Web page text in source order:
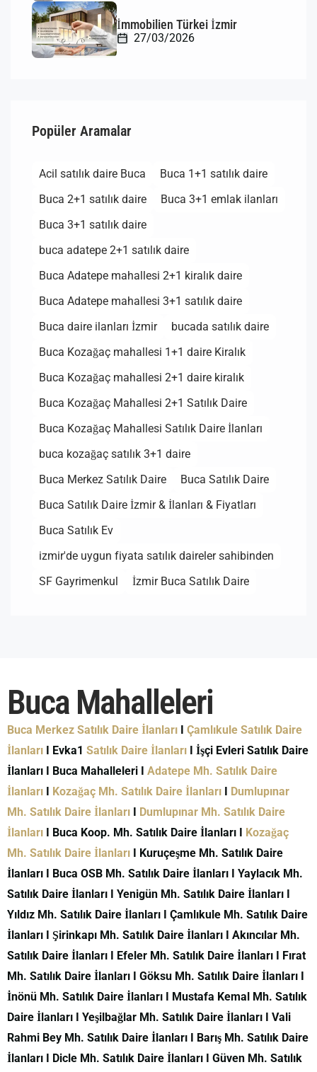
İmmobilien Türkei İzmir
27/03/2026
Popüler Aramalar
Acil satılık daire Buca
Buca 1+1 satılık daire
Buca 2+1 satılık daire
Buca 3+1 emlak ilanları
Buca 3+1 satılık daire
buca adatepe 2+1 satılık daire
Buca Adatepe mahallesi 2+1 kiralık daire
Buca Adatepe mahallesi 3+1 satılık daire
Buca daire ilanları İzmir
bucada satılık daire
Buca Kozağaç mahallesi 1+1 daire Kiralık
Buca Kozağaç mahallesi 2+1 daire kiralık
Buca Kozağaç Mahallesi 2+1 Satılık Daire
Buca Kozağaç Mahallesi Satılık Daire İlanları
buca kozağaç satılık 3+1 daire
Buca Merkez Satılık Daire
Buca Satılık Daire
Buca Satılık Daire İzmir & İlanları & Fiyatları
Buca Satılık Ev
izmir'de uygun fiyata satılık daireler sahibinden
SF Gayrimenkul
İzmir Buca Satılık Daire
Buca Mahalleleri
Buca Merkez Satılık Daire İlanları I Çamlıkule Satılık Daire
İlanları I Evka1 Satılık Daire İlanları I İşçi Evleri Satılık Daire
İlanları I Buca Mahalleleri I Adatepe Mh. Satılık Daire
İlanları I Kozağaç Mh. Satılık Daire İlanları I Dumlupınar
Mh. Satılık Daire İlanları I Dumlupınar Mh. Satılık Daire
İlanları I Buca Koop. Mh. Satılık Daire İlanları I Kozağaç
Mh. Satılık Daire İlanları I Kuruçeşme Mh. Satılık Daire
İlanları I Buca OSB Mh. Satılık Daire İlanları I Yaylacık Mh.
Satılık Daire İlanları I Yenigün Mh. Satılık Daire İlanları I
Yıldız Mh. Satılık Daire İlanları I Çamlıkule Mh. Satılık Daire
İlanları I Şirinkapı Mh. Satılık Daire İlanları I Akıncılar Mh.
Satılık Daire İlanları I Efeler Mh. Satılık Daire İlanları I Fırat
Mh. Satılık Daire İlanları I Göksu Mh. Satılık Daire İlanları I
İnönü Mh. Satılık Daire İlanları I Mustafa Kemal Mh. Satılık
Daire İlanları I Yeşilbağlar Mh. Satılık Daire İlanları I Vali
Rahmi Bey Mh. Satılık Daire İlanları I Barış Mh. Satılık Daire
İlanları I Dicle Mh. Satılık Daire İlanları I Güven Mh. Satılık